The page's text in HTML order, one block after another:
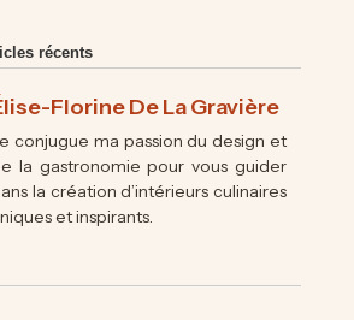
récents
Florine De La Gravière
conjugue ma passion du design et
la gastronomie pour vous guider
la création d’intérieurs culinaires
et inspirants.